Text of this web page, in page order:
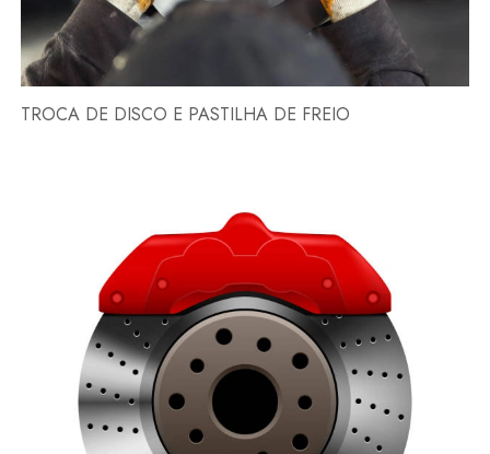
TROCA DE DISCO E PASTILHA DE FREIO